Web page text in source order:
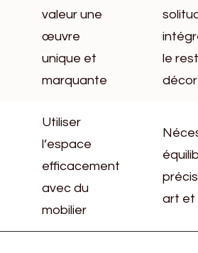
valeur une
œuvre
unique et
marquante
le
décor
Utiliser
l’espace
efficacement
avec du
mobilier
art et